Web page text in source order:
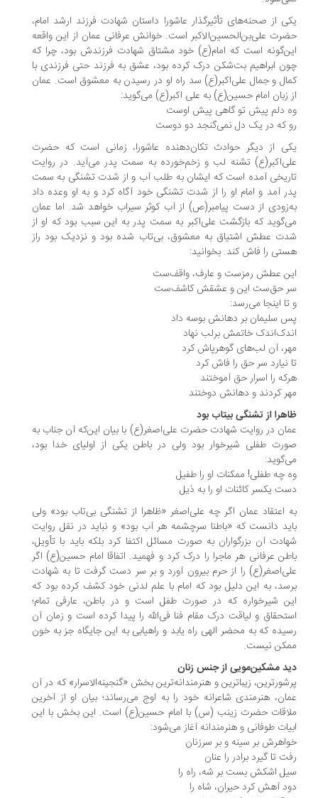
از صحنه‌های تأثیرگذار عاشورا داستان شهادت فرزند ارشد امام،
علی‌بن‌الحسین‌الاکبر است. خوانش عرفانی عمان از این واقعه
است که امام(ع) خود مشتاق شهادت فرزندش بود، چرا که
ابراهیم بت‌شکن درک کرده بود، عشق به فرزند حتی فرزندی با
و جمال علی‌اکبر(ع) سد راه او در رسیدن به معشوق است. عمان
زبان امام حسین(ع) به علی اکبر(ع) می‌گوید:
دلم پیش تو گاهی پیش اوست
که در یک دل نمی‌گنجد دو دوست
از دیگر حوادث تکان‌دهنده عاشورا، زمانی است که حضرت
تشنه لب و زخم‌خورده به سمت پدر می‌آید. در روایت
آمده است که ایشان به طلب آب و از شدت تشنگی به سمت
آمد و امام او را از شدت تشنگی خود آگاه کرد و به او وعده داد
از دست پیامبر(ص) از آب کوثر سیراب خواهد شد. اما عمان
که بازگشت علی‌اکبر به سمت پدر به این سبب بود که او از
عطش اشتیاق به معشوق، بی‌تاب شده بود و نزدیک بود راز
را فاش کند. بخوانید:
عطش رمزست و عارف، واقف‌ست
حق‌ست این و عشقش کاشف‌ست
اینجا می‌رسد:
سلیمان بر دهانش بوسه داد
خاتمش برلب نهاد
آن لب‌های گوهرپاش کرد
نیارد سر حق را فاش کرد
را اسرار حق آموختند
کردند و دهانش دوختند
از تشنگی بیتاب بود
در روایت شهادت حضرت علی‌اصغر(ع) با بیان این‌که آن جناب به
طفلی شیرخوار بود ولی در باطن یکی از اولیای خدا بود،
چه طفلی! ممکنات او را طفیل
یکسر کائنات او را به ذیل
اعتقاد عمان اگر چه علی‌اصغر «ظاهرا از تشنگی بی‌تاب بود» ولی
دانست که «باطنا سرچشمه هر آب بود» و نباید در نقل روایت
آن بزرگواران به صورت مسائل اکتفا کرد بلکه باید با تأویل،
عرفانی هر ماجرا را درک کرد و فهمید. اتفاقا امام حسین(ع) اگر
را از حرم بیرون آورد و بر سر دست گرفت تا به شهادت
به این دلیل بود که امام با علم لدنی خود کشف کرده بود که
شیرخواره که در صورت طفل است و در باطن، عارفی تمام؛
و لیاقت درک مقام فنا فی‌الله را پیدا کرده است و زمان آن
که به محضر الهی راه یابد و راهیابی به این جایگاه جز به خون
نیست.
مشکین‌مویی از جنس زنان
زیباترین و هنرمندانه‌ترین بخش «گنجینه‌الاسرار» که در آن
هنرمندی شاعرانه خود را به اوج می‌رساند؛ بیان او از آخرین
حضرت زینب (س) با امام حسین(ع) است. این بخش با این
طوفانی و هنرمندانه آغاز می‌شود:
بر سینه و بر سرزنان
تا گیرد برادر را عنان
اشکش بست بر شه، راه را
آهش کرد حیران، شاه را